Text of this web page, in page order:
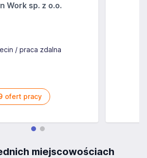
Work sp. z o.o.
/ praca zdalna
ofert pracy
miejscowościach